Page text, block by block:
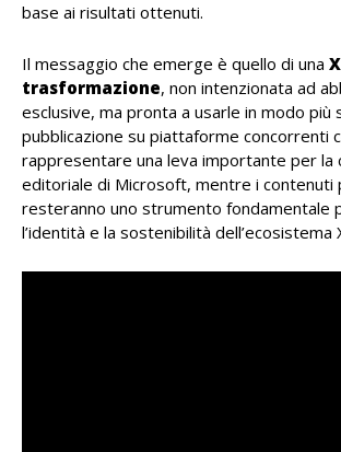
base ai risultati ottenuti.
Il messaggio che emerge è quello di una
trasformazione, non intenzionata ad
esclusive, ma pronta a usarle in modo più
pubblicazione su piattaforme concorrenti
rappresentare una leva importante per la
editoriale di Microsoft, mentre i contenuti
resteranno uno strumento fondamentale
l’identità e la sostenibilità dell’ecosistema